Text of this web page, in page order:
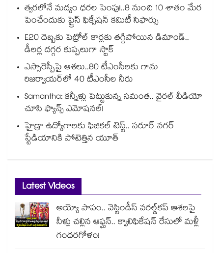
త్వరలోనే మద్యం ధ‌‌ర‌‌ల పెంపు!..8 నుంచి 10 శాతం మేర
పెంచేందుకు ప్రైస్ ఫిక్సేష‌‌న్ క‌‌మిటీ సిఫార్సు
E20 దెబ్బకు పెట్రోల్ కార్లకు తగ్గిపోయిన డిమాండ్..
డీలర్ల దగ్గర కుప్పలుగా స్టాక్
ఎస్సారెస్పీపై ఆశలు..80 టీఎంసీలకు గాను
రిజర్వాయర్‌‌‌‌‌‌‌‌‌‌‌‌‌‌‌‌లో 40 టీఎంసీల నీరు
Samantha: కన్నీళ్లు పెట్టుకున్న సమంత.. వైరల్ వీడియో
చూసి ఫ్యాన్స్ ఎమోషనల్!
హైడ్రా ఉద్యోగాలకు ఫిజికల్ టెస్ట్.. సరూర్ నగర్
స్టేడియానికి పోటెత్తిన యూత్
Latest Videos
అయ్యో పాపం.. వెస్టిండీస్ వరల్డ్‌కప్ ఆశలపై
నీళ్లు చల్లిన ఆఫ్ఘన్.. క్వాలిఫికేషన్ రేసులో మళ్లీ
గందరగోళం!